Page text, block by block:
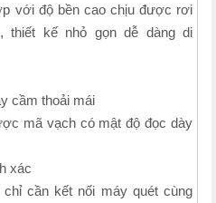
với độ bền cao chịu được rơi
thiết kế nhỏ gọn dễ dàng di
cầm thoải mái
mã vạch có mật độ đọc dày
xác
cần kết nối máy quét cùng